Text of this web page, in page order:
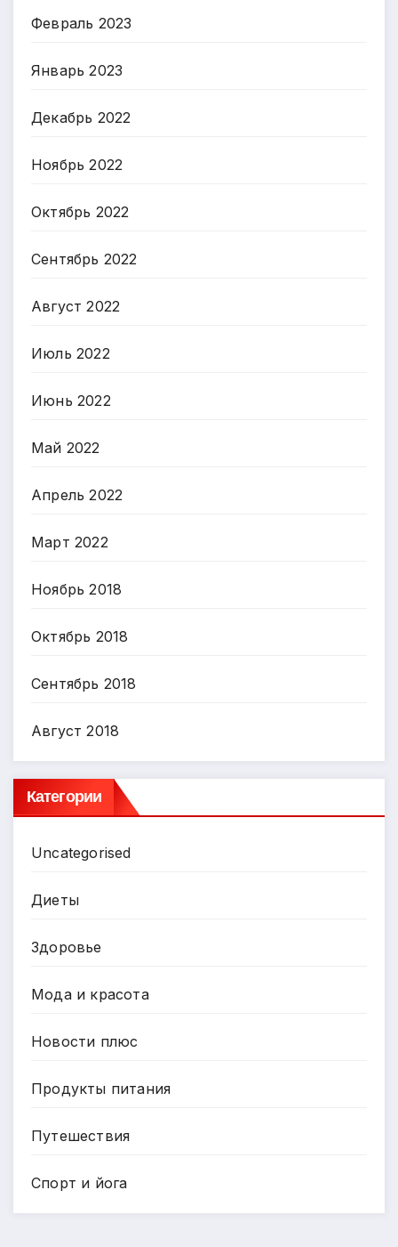
Февраль 2023
Январь 2023
Декабрь 2022
Ноябрь 2022
Октябрь 2022
Сентябрь 2022
Август 2022
Июль 2022
Июнь 2022
Май 2022
Апрель 2022
Март 2022
Ноябрь 2018
Октябрь 2018
Сентябрь 2018
Август 2018
Категории
Uncategorised
Диеты
Здоровье
Мода и красота
Новости плюс
Продукты питания
Путешествия
Спорт и йога